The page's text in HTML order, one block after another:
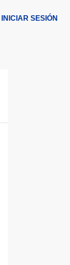
INICIAR SESIÓN